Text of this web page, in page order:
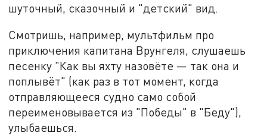
шуточный, сказочный и "детский" вид.
Смотришь, например, мультфильм про
приключения капитана Врунгеля, слушаешь
песенку "Как вы яхту назовёте — так она и
поплывёт" (как раз в тот момент, когда
отправляющееся судно само собой
переименовывается из "Победы" в "Беду"),
улыбаешься.